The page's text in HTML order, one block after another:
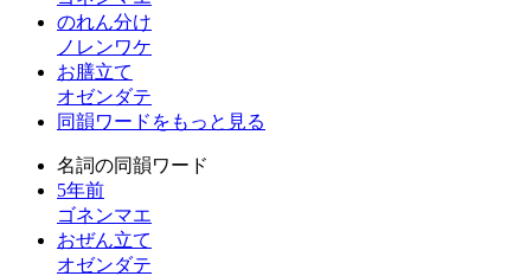
のれん分け
ノレンワケ
お膳立て
オゼンダテ
同韻ワードをもっと見る
名詞の同韻ワード
5年前
ゴネンマエ
おぜん立て
オゼンダテ